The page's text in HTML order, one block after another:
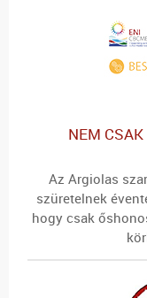
NEM
Az Argiolas
szüretelnek
hogy csak